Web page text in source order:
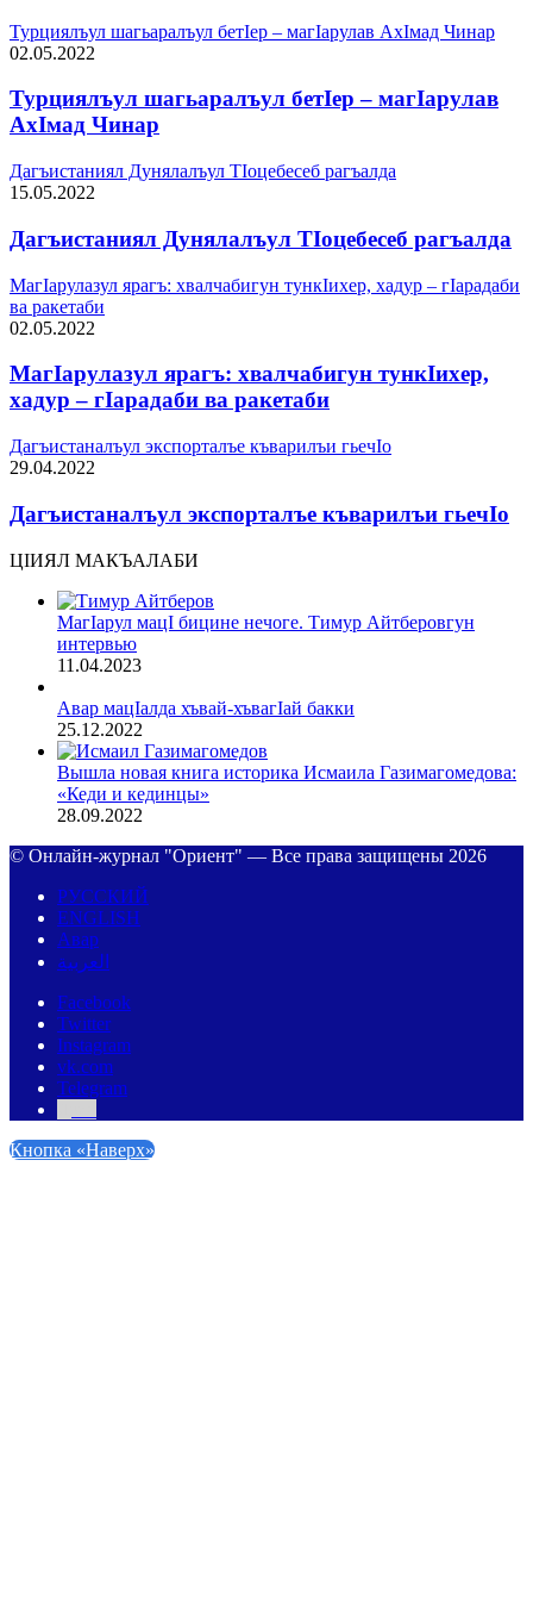
Турциялъул шагьаралъул бетIер – магIарулав АхIмад Чинар
02.05.2022
Турциялъул шагьаралъул бетIер – магIарулав
АхIмад Чинар
Дагъистаниял Дунялалъул ТIоцебесеб рагъалда
15.05.2022
Дагъистаниял Дунялалъул ТIоцебесеб рагъалда
МагIарулазул ярагъ: хвалчабигун тункIихер, хадур – гIарадаби
ва ракетаби
02.05.2022
МагIарулазул ярагъ: хвалчабигун тункIихер,
хадур – гIарадаби ва ракетаби
Дагъистаналъул экспорталъе къварилъи гьечIо
29.04.2022
Дагъистаналъул экспорталъе къварилъи гьечIо
ЦIИЯЛ МАКЪАЛАБИ
МагIарул мацI бицине нечоге. Тимур Айтберовгун
интервью
11.04.2023
Авар мацIалда хъвай-хъвагIай бакки
25.12.2022
Вышла новая книга историка Исмаила Газимагомедова:
«Кеди и кединцы»
28.09.2022
© Онлайн-журнал "Ориент" — Все права защищены 2026
РУССКИЙ
ENGLISH
Авар
العربية
Facebook
Twitter
Instagram
vk.com
Telegram
Кнопка «Наверх»